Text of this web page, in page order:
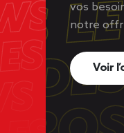
vos
notre
Voir